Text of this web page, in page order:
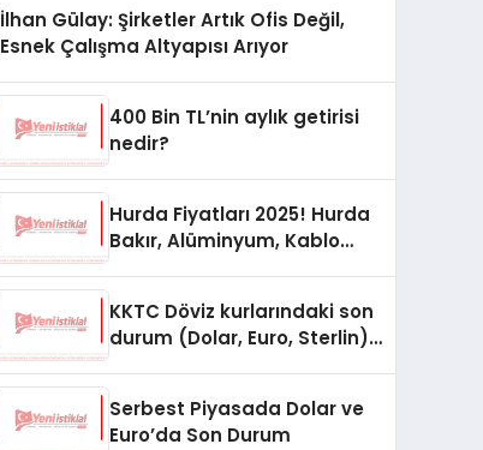
İlhan Gülay: Şirketler Artık Ofis Değil,
Esnek Çalışma Altyapısı Arıyor
400 Bin TL’nin aylık getirisi
nedir?
Hurda Fiyatları 2025! Hurda
Bakır, Alüminyum, Kablo
KKTC Döviz kurlarındaki son
durum (Dolar, Euro, Sterlin)
Serbest Piyasada Dolar ve
Euro’da Son Durum